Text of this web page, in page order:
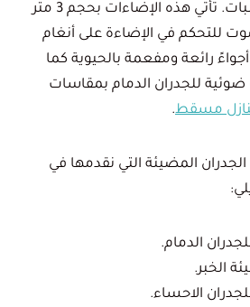
أنواع الحفلات والمناسبات. تأتي هذه الإضاءات بحجم 3 متر
للتحكم في الإضاءة على أنغام
رائعة ومفعمة بالحيوية كما
ضوئية للجدران الدمام بمقاسات
مسقط.
المضيئة التي نقدمها في
الدمام.
الخبر.
الاحساء.